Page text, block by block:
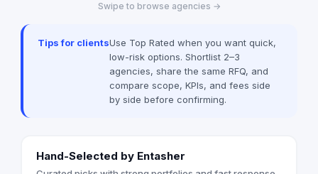
Riyadh elites, one of the Best Interior
Design Companies in Riyadh, Product
Photography Studio Riyadh No.1,
Company Profile Design & Advertising
Agency in Riyadh, SEO & Website
Swipe to browse agencies →
Tips for clientsUse Top Rated when you want quick,
low-risk options. Shortlist 2–3
agencies, share the same RFQ, and
compare scope, KPIs, and fees side
by side before confirming.
Hand-Selected by Entasher